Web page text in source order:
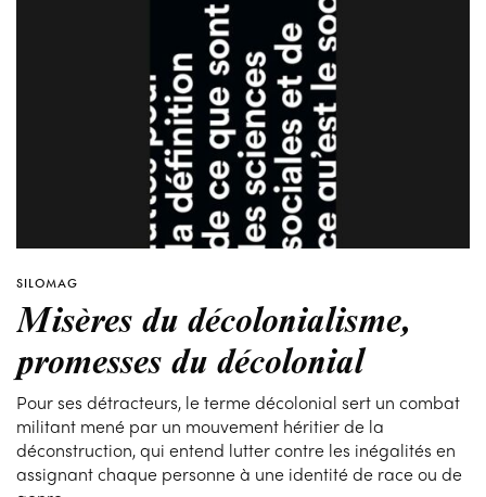
SILOMAG
Misères du décolonialisme,
promesses du décolonial
Pour ses détracteurs, le terme décolonial sert un combat
militant mené par un mouvement héritier de la
déconstruction, qui entend lutter contre les inégalités en
assignant chaque personne à une identité de race ou de